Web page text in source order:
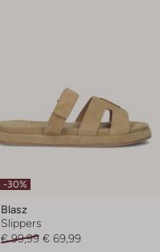
-30%
Blasz
Slippers
€ 99,99 € 69,99